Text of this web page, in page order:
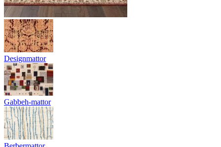
Designmattor
Gabbeh-mattor